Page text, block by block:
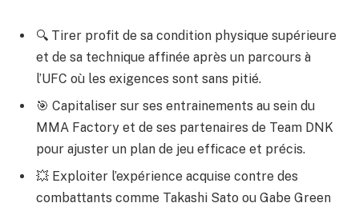
🔍 Tirer profit de sa condition physique supérieure
et de sa technique affinée après un parcours à
l’UFC où les exigences sont sans pitié.
🎯 Capitaliser sur ses entrainements au sein du
MMA Factory et de ses partenaires de Team DNK
pour ajuster un plan de jeu efficace et précis.
💥 Exploiter l’expérience acquise contre des
combattants comme Takashi Sato ou Gabe Green